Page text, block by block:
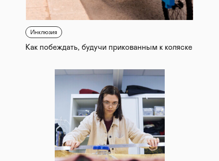
Инклюзия
Как побеждать, будучи прикованным к коляске